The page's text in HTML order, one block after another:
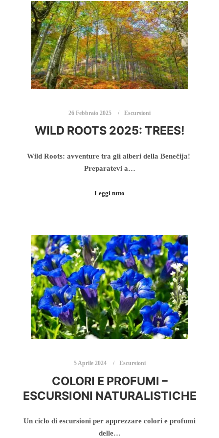
26 Febbraio 2025 Escursioni
WILD ROOTS 2025: TREES!
Wild Roots: avventure tra gli alberi della Benečija!
Preparatevi a…
Leggi tutto
5 Aprile 2024 Escursioni
COLORI E PROFUMI –
ESCURSIONI NATURALISTICHE
Un ciclo di escursioni per apprezzare colori e profumi
delle…